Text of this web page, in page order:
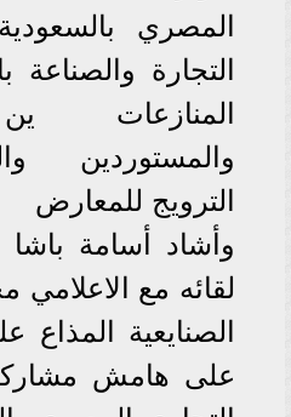
المصري
التجارة والصناعة
المنازعات
والمستوردين
الترويج للمعارض
وأشاد أسامة باشا
لقائه مع الاعلامي
الصنايعية
على هامش